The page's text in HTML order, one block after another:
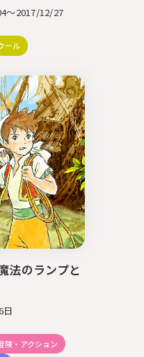
プレスリリース
お問い合わせ
～2017/12/27
ール
のランプと
日
険・アクション